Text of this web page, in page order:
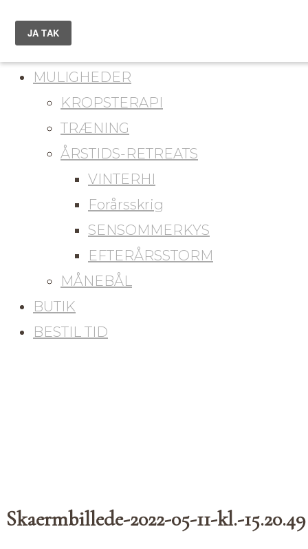
du er her
MULIGHEDER
KROPSTERAPI
TRÆNING
ÅRSTIDS-RETREATS
VINTERHI
Forårsskrig
SENSOMMERKYS
EFTERÅRSSTORM
MÅNEBÅL
BUTIK
BESTIL TID
Skaermbillede-2022-05-11-kl.-15.20.49